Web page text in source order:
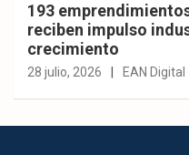
193
reciben impulso
crecimiento
28 julio, 2026 EAN Digital